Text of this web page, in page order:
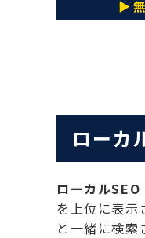
ローカ
ローカル
を上位に表示
と一緒に検索